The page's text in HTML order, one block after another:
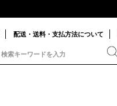
配送・送料・支払方法について